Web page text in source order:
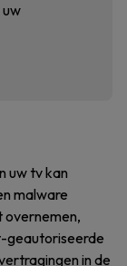
uw
uw tv kan
malware
overnemen,
geautoriseerde
in de